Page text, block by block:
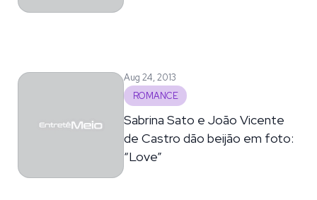
Aug 24, 2013
ROMANCE
Sabrina Sato e João Vicente
de Castro dão beijão em foto:
“Love”